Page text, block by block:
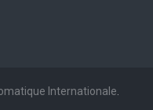
Internationale